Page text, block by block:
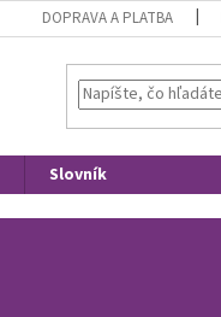
DOPRAVA A PLATBA
Slovník